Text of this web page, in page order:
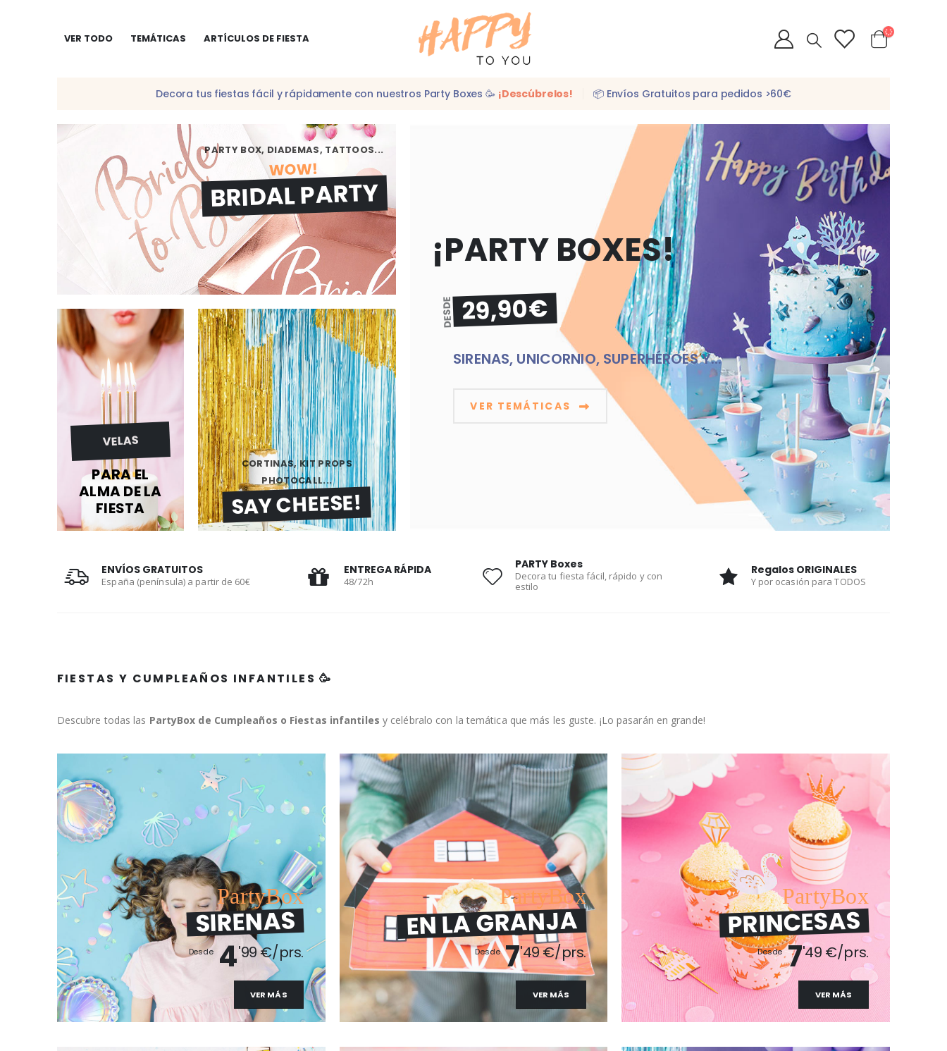
VER TODO TEMÁTICAS ARTÍCULOS DE FIESTA
Decora tus fiestas fácil y rápidamente con nuestros Party Boxes 🥳 ¡Descúbrelos! 📦 Envíos Gratuitos para pedidos >60€
PARTY BOX, DIADEMAS, TATTOOS...
WOW!
BRIDAL PARTY
VELAS
PARA EL
ALMA DE LA
FIESTA
CORTINAS, KIT PROPS
PHOTOCALL...
SAY CHEESE!
¡PARTY BOXES!
DESDE 29,90€
SIRENAS, UNICORNIO, SUPERHÉROES Y...
VER TEMÁTICAS
ENVÍOS GRATUITOS
España (península) a partir de 60€
ENTREGA RÁPIDA
48/72h
PARTY Boxes
Decora tu fiesta fácil, rápido y con
estilo
Regalos ORIGINALES
Y por ocasión para TODOS
FIESTAS Y CUMPLEAÑOS INFANTILES 🥳
Descubre todas las PartyBox de Cumpleaños o Fiestas infantiles y celébralo con la temática que más les guste. ¡Lo pasarán en grande!
PartyBox
SIRENAS
Desde 4'99 €/prs.
VER MÁS
PartyBox
EN LA GRANJA
Desde 7'49 €/prs.
VER MÁS
PartyBox
PRINCESAS
Desde 7'49 €/prs.
VER MÁS